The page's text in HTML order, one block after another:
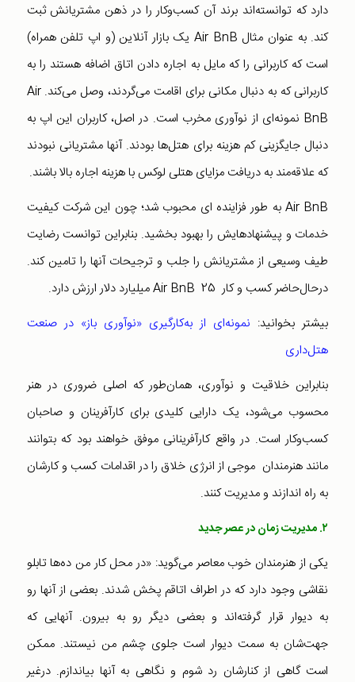
دارد که توانسته‌اند برند آن کسب‌و‌کار را در ذهن مشتریانش ثبت
کند. به عنوان مثال Air BnB یک بازار آنلاین (و اپ تلفن همراه)
است که کاربرانی را که مایل به اجاره دادن اتاق اضافه هستند را به
کاربرانی که به دنبال مکانی برای اقامت می‌گردند، وصل می‌کند. Air
BnB نمونه‌ای از نوآوری مخرب است. در اصل، کاربران این اپ به
دنبال جایگزینی کم هزینه برای هتل‌ها بودند. آنها مشتریانی نبودند
که علاقه‌مند به دریافت مزایای هتلی لوکس با هزینه اجاره بالا باشند.
Air BnB به طور فزاینده ای محبوب شد؛ چون این شرکت کیفیت
خدمات و پیشنهادهایش را بهبود بخشید. بنابراین توانست رضایت
طیف وسیعی از مشتریانش را جلب و ترجیحات آنها را تامین کند.
درحال‌حاضر کسب و کار Air BnB 25 میلیارد دلار ارزش دارد.
بیشتر بخوانید: نمونه‌ای از به‌کارگیری «نوآوری باز» در صنعت
هتل‌داری
بنابراین خلاقیت و نوآوری، همان‌طور که اصلی ضروری در هنر
محسوب می‌شود، یک دارایی کلیدی برای کارآفرینان و صاحبان
کسب‌وکار است. در واقع کارآفرینانی موفق خواهند بود که بتوانند
مانند هنرمندان موجی از انرژی خلاق را در اقدامات کسب و کارشان
به راه اندازند و مدیریت کنند.
۲. مدیریت زمان در عصر جدید
یکی از هنرمندان خوب معاصر می‌گوید: «در محل کار من ده‌ها تابلو
نقاشی وجود دارد که در اطراف اتاقم پخش شدند. بعضی از آنها رو
به دیوار قرار گرفته‌اند و بعضی دیگر رو به بیرون. آنهایی که
جهت‌شان به سمت دیوار است جلوی چشم من نیستند. ممکن
است گاهی از کنارشان رد شوم و نگاهی به آنها بیاندازم. درغیر